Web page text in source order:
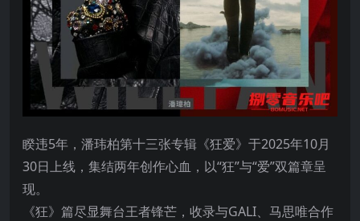
睽违5年，潘玮柏第十三张专辑《狂爱》于2025年10月
30日上线，集结两年创作心血，以“狂”与“爱”双篇章呈
现。
《狂》篇尽显舞台王者锋芒，收录与GALI、马思唯合作